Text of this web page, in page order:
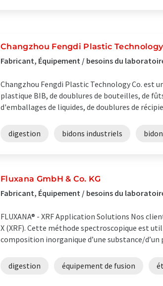
Changzhou Fengdi Plastic
Fabricant, Équipement / besoins du
Changzhou Fengdi Plastic Technology Co.
plastique BIB, de doublures de bouteilles, de
d'emballages de liquides, de doublures de
digestion bidons industriels
Fluxana GmbH & Co. KG
Fabricant, Équipement / besoins du
FLUXANA® - XRF Application Solutions Nos
X (XRF). Cette méthode spectroscopique est
composition inorganique d’une substance/
digestion équipement de fusion